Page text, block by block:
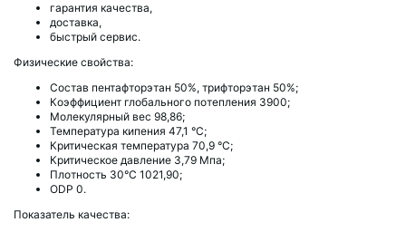
гарантия качества,
доставка,
быстрый сервис.
Физические свойства:
Состав пентафторэтан 50%, трифторэтан 50%;
Коэффициент глобального потепления 3900;
Молекулярный вес 98,86;
Температура кипения 47,1 °С;
Критическая температура 70,9 °С;
Критическое давление 3,79 Мпа;
Плотность 30°С 1021,90;
ODP 0.
Показатель качества: